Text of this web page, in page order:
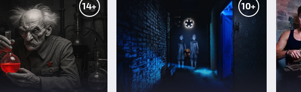
14+ 10+